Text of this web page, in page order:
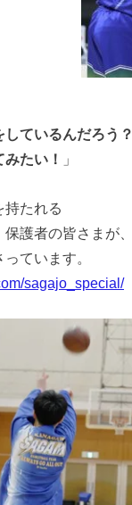
ているんだろう？
たい！ 」
持たれる
護者の皆さまが、
ています。
sagajo_special/